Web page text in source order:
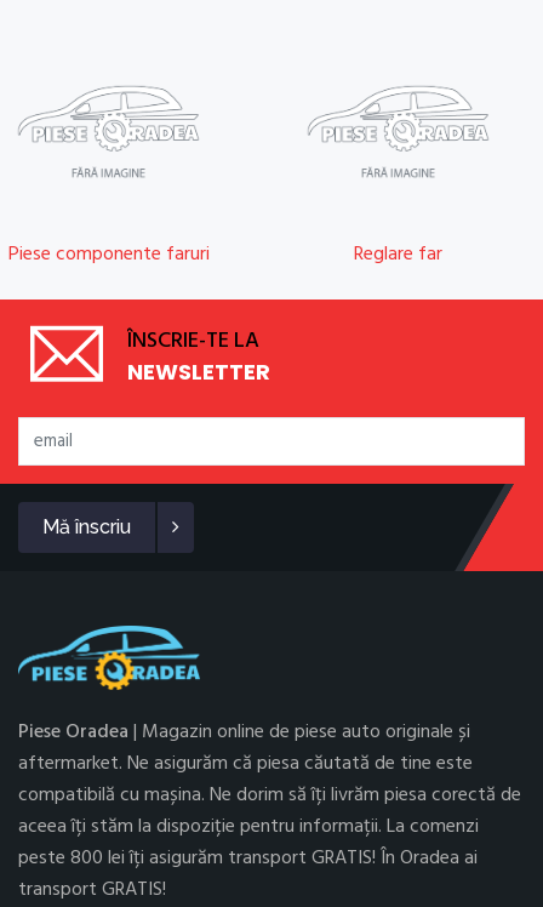
Piese componente faruri Reglare far
ÎNSCRIE-TE LA
NEWSLETTER
Mă înscriu
Piese Oradea| Magazin online de piese auto originale și
aftermarket. Ne asigurăm că piesa căutată de tine este
compatibilă cu mașina. Ne dorim să îți livrăm piesa corectă de
aceea îți stăm la dispoziție pentru informații. La comenzi
peste 800 lei îți asigurăm transport GRATIS! În Oradea ai
transport GRATIS!